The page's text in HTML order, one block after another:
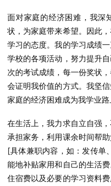
面对家庭的经济困难，我深
状，为家庭带来希望。因此
学习的态度。我的学习成绩
学校的各项活动，努力提升
次的考试成绩，每一份奖状
会证明我价值的方式。我坚
家庭的经济困难成为我学业路
在生活上，我力求自立自强
承担家务，利用课余时间帮
[具体兼职内容，如：发传单
能地补贴家用和自己的生活
住宿费以及必要的学习资料